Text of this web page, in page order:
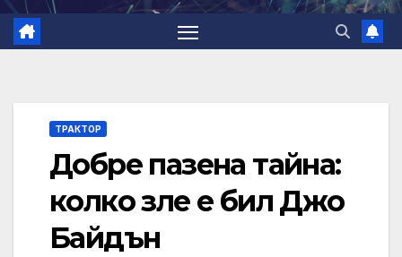
ТРАКТОР
Добре пазена тайна:
колко зле е бил Джо
Байдън